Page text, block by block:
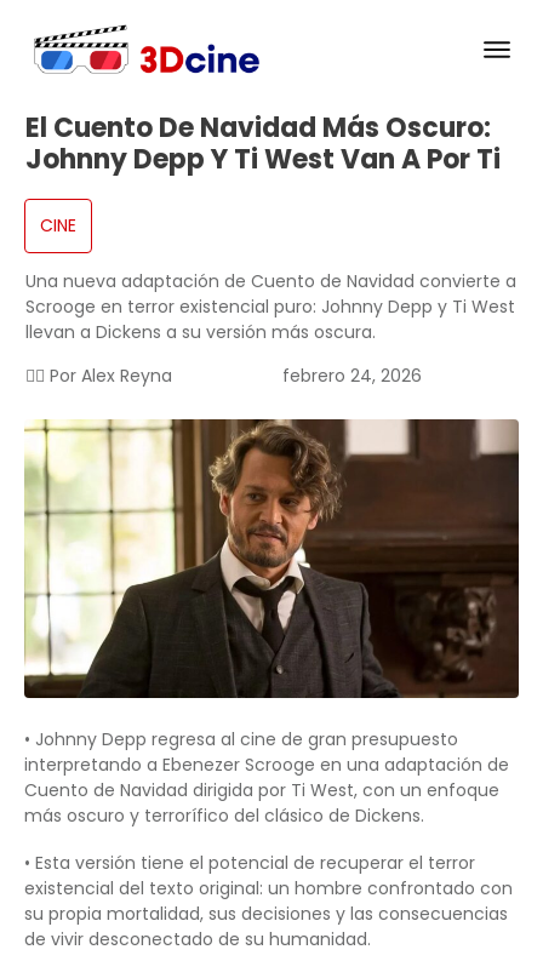
El Cuento De Navidad Más Oscuro:
Johnny Depp Y Ti West Van A Por Ti
CINE
Una nueva adaptación de Cuento de Navidad convierte a
Scrooge en terror existencial puro: Johnny Depp y Ti West
llevan a Dickens a su versión más oscura.
✍🏻 Por Alex Reyna febrero 24, 2026
• Johnny Depp regresa al cine de gran presupuesto
interpretando a Ebenezer Scrooge en una adaptación de
Cuento de Navidad dirigida por Ti West, con un enfoque
más oscuro y terrorífico del clásico de Dickens.
• Esta versión tiene el potencial de recuperar el terror
existencial del texto original: un hombre confrontado con
su propia mortalidad, sus decisiones y las consecuencias
de vivir desconectado de su humanidad.